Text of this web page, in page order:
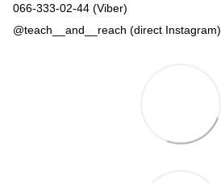
066-333-02-44 (Viber)
@teach__and__reach (direct Instagram)